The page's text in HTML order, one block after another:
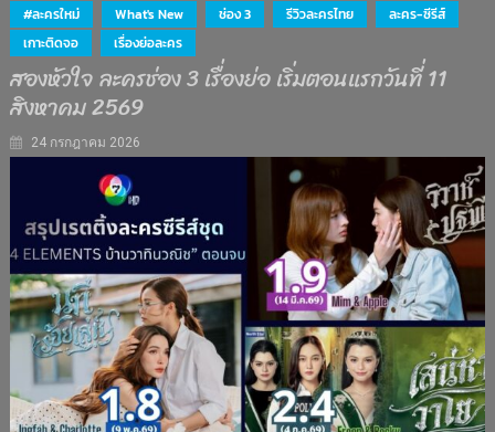
#ละครใหม่ What's New ช่อง 3 รีวิวละครไทย
ละคร-ซีรีส์
เกาะติดจอ
เรื่องย่อละคร
สองหัวใจ ละครช่อง 3 เรื่องย่อ เริ่มตอนแรกวันที่ 11
สิงหาคม 2569
24 กรกฎาคม 2026